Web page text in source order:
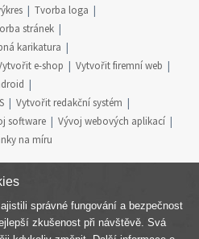
Tvorba loga
stránek
karikatura
e-shop
Vytvořit firemní web
Vytvořit redakční systém
software
Vývoj webových aplikací
na míru
správné fungování a bezpečnost
zkušenost při návštěvě. Svá